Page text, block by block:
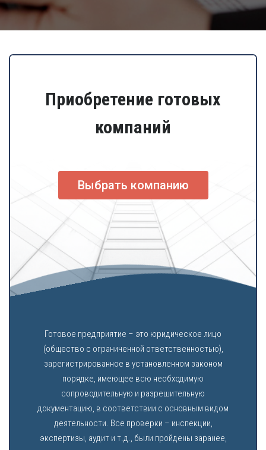
Приобретение готовых
компаний
Выбрать компанию
Готовое предприятие – это юридическое лицо
(общество с ограниченной ответственностью),
зарегистрированное в установленном законом
порядке, имеющее всю необходимую
сопроводительную и разрешительную
документацию, в соответствии с основным видом
деятельности. Все проверки – инспекции,
экспертизы, аудит и т.д., были пройдены заранее,